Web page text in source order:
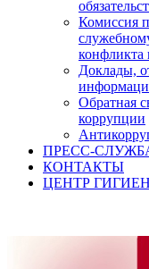
Комиссия
конфликта
Доклады,
Обратная
коррупции
ПРЕСС-
КОНТАКТЫ
ЦЕНТР